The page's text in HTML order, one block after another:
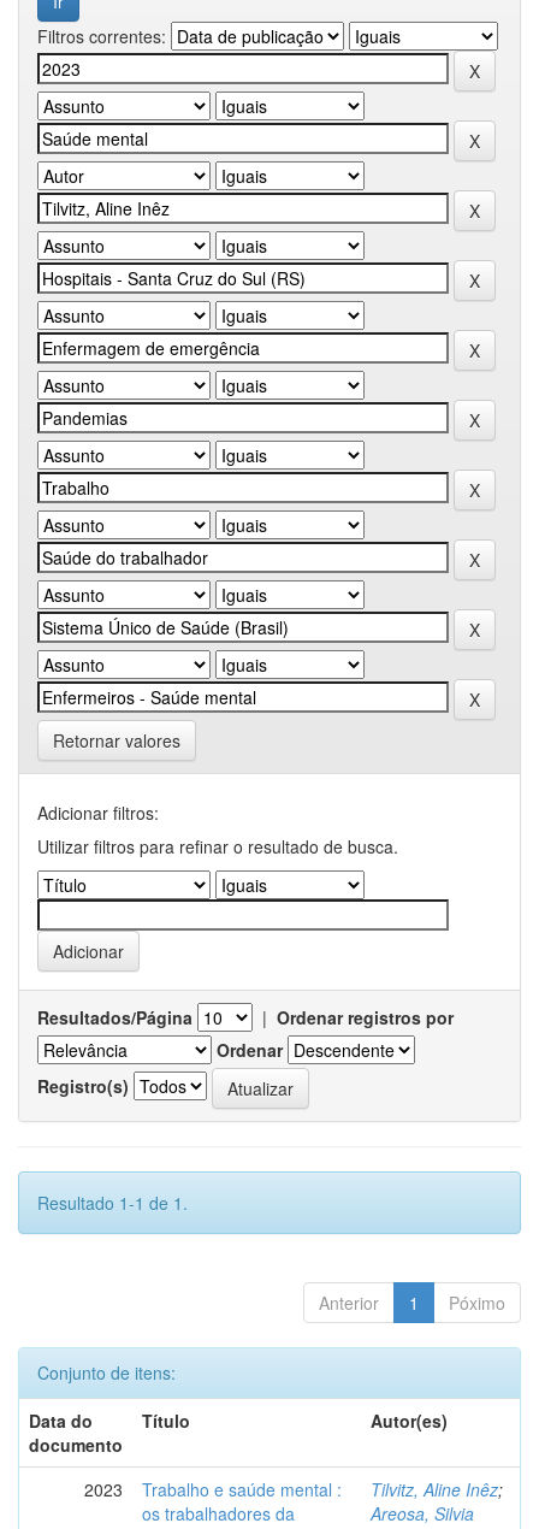
Filtros correntes:
Retornar valores
Adicionar filtros:
Utilizar filtros para refinar o resultado de busca.
Resultados/Página | Ordenar registros por
Ordenar
Registro(s)
Resultado 1-1 de 1.
Anterior 1 Póximo
Conjunto de itens:
Data do
documento
Título Autor(es)
2023
Trabalho e saúde mental :
os trabalhadores da
Tilvitz, Aline Inêz;
Areosa, Silvia